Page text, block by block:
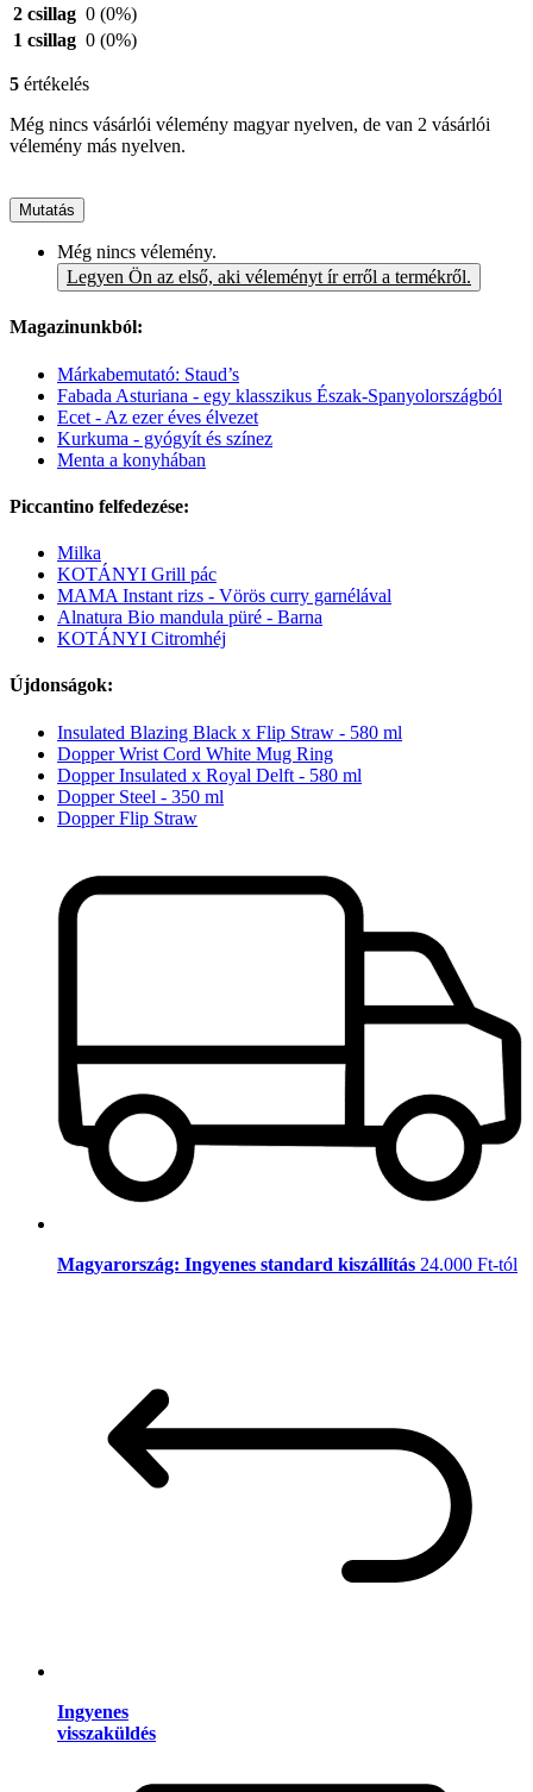
2 csillag 0 (0%)
1 csillag 0 (0%)
5 értékelés
Még nincs vásárlói vélemény magyar nyelven, de van 2 vásárlói
vélemény más nyelven.
Mutatás
Még nincs vélemény.
Legyen Ön az első, aki véleményt ír erről a termékről.
Magazinunkból:
Márkabemutató: Staud’s
Fabada Asturiana - egy klasszikus Észak-Spanyolországból
Ecet - Az ezer éves élvezet
Kurkuma - gyógyít és színez
Menta a konyhában
Piccantino felfedezése:
Milka
KOTÁNYI Grill pác
MAMA Instant rizs - Vörös curry garnélával
Alnatura Bio mandula püré - Barna
KOTÁNYI Citromhéj
Újdonságok:
Insulated Blazing Black x Flip Straw - 580 ml
Dopper Wrist Cord White Mug Ring
Dopper Insulated x Royal Delft - 580 ml
Dopper Steel - 350 ml
Dopper Flip Straw
Magyarország: Ingyenes standard kiszállítás 24.000 Ft-tól
Ingyenes
visszaküldés